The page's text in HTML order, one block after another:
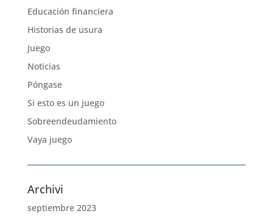
Educación financiera
Historias de usura
Juego
Noticias
Póngase
Si esto es un juego
Sobreendeudamiento
Vaya juego
Archivi
septiembre 2023